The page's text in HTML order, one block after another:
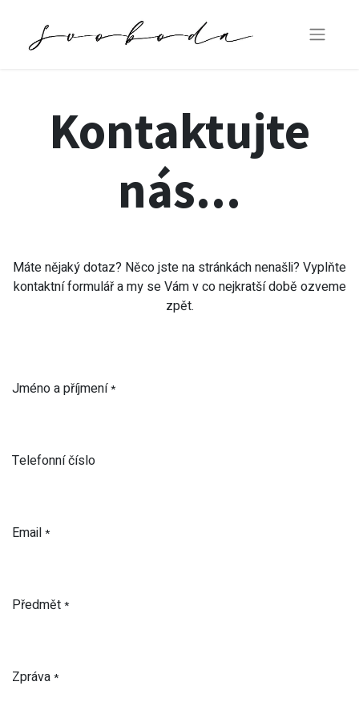
Kontaktujte
nás...
Máte nějaký dotaz? Něco jste na stránkách nenašli? Vyplňte
kontaktní formulář a my se Vám v co nejkratší době ozveme
zpět.
Jméno a příjmení *
Telefonní číslo
Email *
Předmět *
Zpráva *